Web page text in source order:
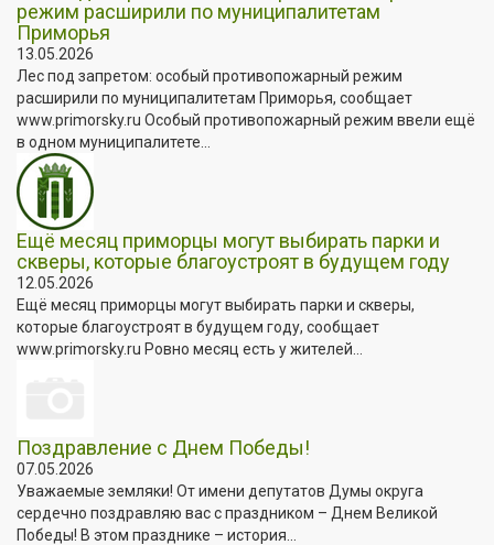
режим расширили по муниципалитетам
Приморья
13.05.2026
Лес под запретом: особый противопожарный режим
расширили по муниципалитетам Приморья, сообщает
www.primorsky.ru Особый противопожарный режим ввели ещё
в одном муниципалитете...
Ещё месяц приморцы могут выбирать парки и
скверы, которые благоустроят в будущем году
12.05.2026
Ещё месяц приморцы могут выбирать парки и скверы,
которые благоустроят в будущем году, сообщает
www.primorsky.ru Ровно месяц есть у жителей...
Поздравление с Днем Победы!
07.05.2026
Уважаемые земляки! От имени депутатов Думы округа
сердечно поздравляю вас с праздником – Днем Великой
Победы! В этом празднике – история...